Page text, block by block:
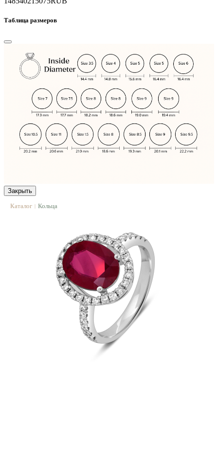
Таблица размеров
Закрыть
Каталог | Кольца